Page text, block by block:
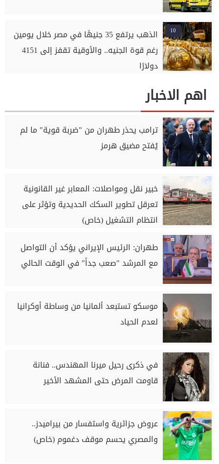
10
الذهب يرتفع 35 جنيهًا في مصر خلال يومين
رغم قوة الجنيه.. والأوقية تقفز إلى 4151
دولارًا
اهم الاخبار
ترامب يحذر طهران من "ضربة قوية" ما لم
يُفتح مضيق هرمز
خبير نقل ومواصلات: المعابر غير القانونية
تعرقل تطوير السكك الحديدية وتؤثر على
انتظام التشغيل (خاص)
طهران: الرئيس الإيراني يؤكد أن التواصل
مع المرشد "صعب جداً" في الوقت الحالي
موسكو تستبعد ألمانيا من وساطة أوكرانيا
لعدم الحياد
في ذكرى رحيل ميرنا المهندس.. فنانة
قاومت المرض حتى المشهد الأخير
عروض جزائرية واستفسار من بيراميدز..
والمصري يحسم موقف دغموم (خاص)